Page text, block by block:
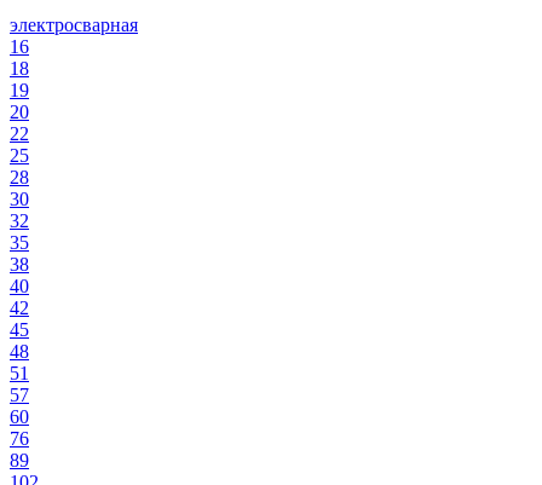
электросварная
16
18
19
20
22
25
28
30
32
35
38
40
42
45
48
51
57
60
76
89